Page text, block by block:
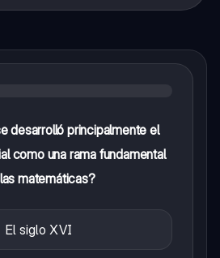
desarrolló principalmente el
como una rama fundamental
matemáticas?
El siglo XVI